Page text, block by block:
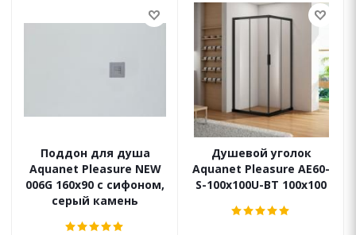
Поддон для душа
Aquanet Pleasure NEW
006G 160x90 с сифоном,
серый камень
Душевой уголок
Aquanet Pleasure AE60-
S-100x100U-BT 100х100